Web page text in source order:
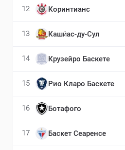
12 Коринтианс
13 Каши́ас-ду-Сул
14 Крузейро Баскете
15 Рио Кларо Баскете
16 Ботафого
17 Баскет Сеаренсе